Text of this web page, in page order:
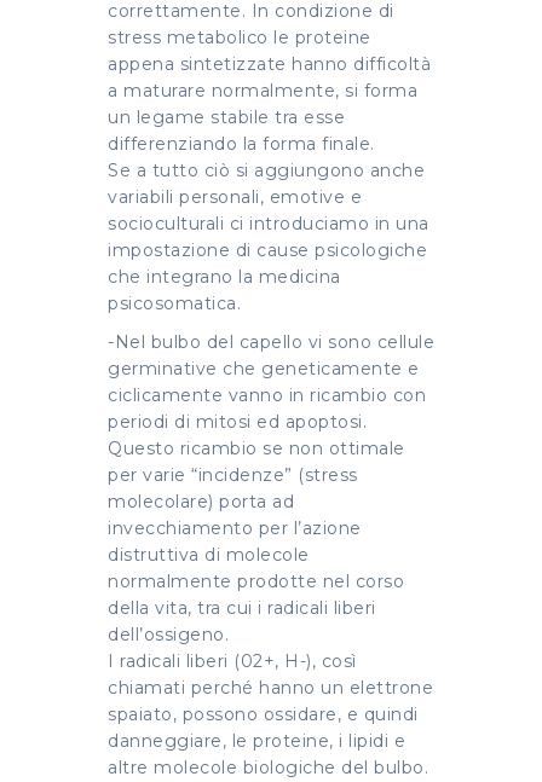
correttamente. In condizione di
stress metabolico le proteine
appena sintetizzate hanno difficoltà
a maturare normalmente, si forma
un legame stabile tra esse
differenziando la forma finale.
Se a tutto ciò si aggiungono anche
variabili personali, emotive e
socioculturali ci introduciamo in una
impostazione di cause psicologiche
che integrano la medicina
psicosomatica.
-Nel bulbo del capello vi sono cellule
germinative che geneticamente e
ciclicamente vanno in ricambio con
periodi di mitosi ed apoptosi.
Questo ricambio se non ottimale
per varie “incidenze” (stress
molecolare) porta ad
invecchiamento per l’azione
distruttiva di molecole
normalmente prodotte nel corso
della vita, tra cui i radicali liberi
dell’ossigeno.
I radicali liberi (02+, H-), così
chiamati perché hanno un elettrone
spaiato, possono ossidare, e quindi
danneggiare, le proteine, i lipidi e
altre molecole biologiche del bulbo.